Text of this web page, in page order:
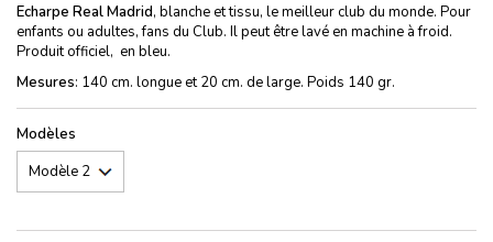
Echarpe Real Madrid, blanche et tissu, le meilleur club du monde. Pour
enfants ou adultes, fans du Club. Il peut être lavé en machine à froid.
Produit officiel, en bleu.
Mesures: 140 cm. longue et 20 cm. de large. Poids 140 gr.
Modèles